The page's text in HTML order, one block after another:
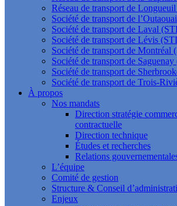
Réseau de transport de
Société de transport de
Société de transport de Laval
Société de transport de Lévis
Société de transport de Montréal
Société de transport de
Société de transport de
Société de transport de Trois-
À propos
Nos mandats
Direction stratégie
contractuelle
Direction technique
Études et recherches
Relations
L’équipe
Comité de gestion
Structure & Conseil
Enjeux